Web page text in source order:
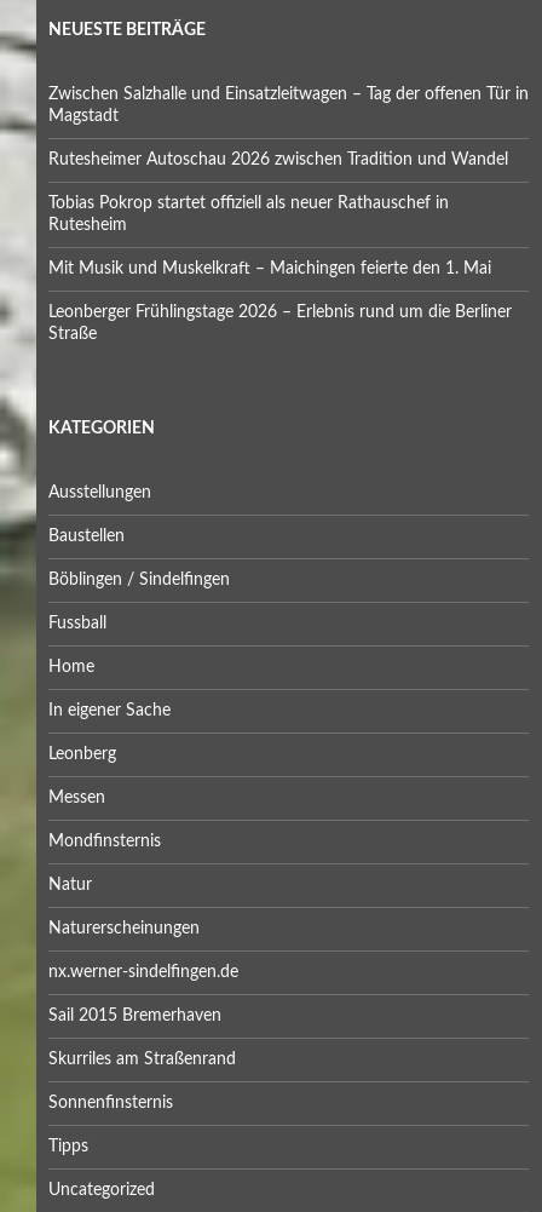
NEUESTE BEITRÄGE
Zwischen Salzhalle und Einsatzleitwagen – Tag der offenen Tür in
Magstadt
Rutesheimer Autoschau 2026 zwischen Tradition und Wandel
Tobias Pokrop startet offiziell als neuer Rathauschef in
Rutesheim
Mit Musik und Muskelkraft – Maichingen feierte den 1. Mai
Leonberger Frühlingstage 2026 – Erlebnis rund um die Berliner
Straße
KATEGORIEN
Ausstellungen
Baustellen
Böblingen / Sindelfingen
Fussball
Home
In eigener Sache
Leonberg
Messen
Mondfinsternis
Natur
Naturerscheinungen
nx.werner-sindelfingen.de
Sail 2015 Bremerhaven
Skurriles am Straßenrand
Sonnenfinsternis
Tipps
Uncategorized